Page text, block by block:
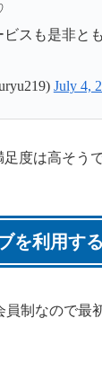
ビスも是非と
July 4,
度は高そうで
を利用す
員制なので最